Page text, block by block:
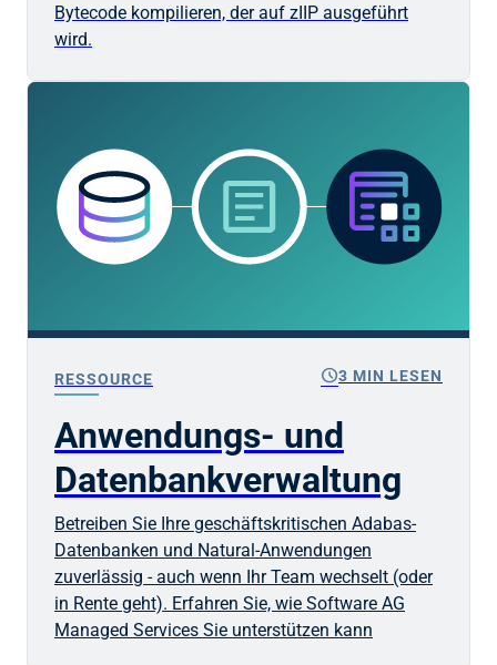
Bytecode kompilieren, der auf zIIP ausgeführt
wird.
RESSOURCE schedule3 MIN LESEN
Anwendungs- und
Datenbankverwaltung
Betreiben Sie Ihre geschäftskritischen Adabas-
Datenbanken und Natural-Anwendungen
zuverlässig - auch wenn Ihr Team wechselt (oder
in Rente geht). Erfahren Sie, wie Software AG
Managed Services Sie unterstützen kann